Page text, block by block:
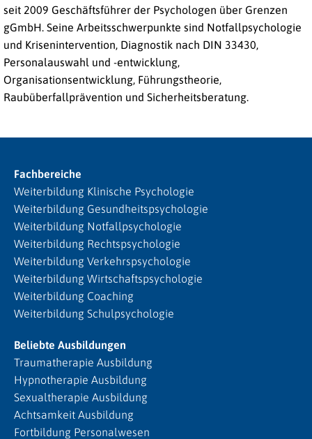
seit 2009 Geschäftsführer der Psychologen über Grenzen
gGmbH. Seine Arbeitsschwerpunkte sind Notfallpsychologie
und Krisenintervention, Diagnostik nach DIN 33430,
Personalauswahl und -entwicklung,
Organisationsentwicklung, Führungstheorie,
Raubüberfallprävention und Sicherheitsberatung.
Fachbereiche
Weiterbildung Klinische Psychologie
Weiterbildung Gesundheitspsychologie
Weiterbildung Notfallpsychologie
Weiterbildung Rechtspsychologie
Weiterbildung Verkehrspsychologie
Weiterbildung Wirtschaftspsychologie
Weiterbildung Coaching
Weiterbildung Schulpsychologie
Beliebte Ausbildungen
Traumatherapie Ausbildung
Hypnotherapie Ausbildung
Sexualtherapie Ausbildung
Achtsamkeit Ausbildung
Fortbildung Personalwesen